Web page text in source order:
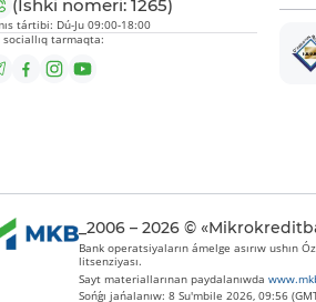
(Ishki nomeri: 1265)
tártibi: Dú-Ju 09:00-18:00
sociallıq tarmaqta:
_2006 – 2026 ©
Bank operatsiyaların ámelge asırıw ushın
litsenziyası.
Sayt materiallarınan paydalanıwda
Sońǵı jańalanıw: 8 Su'mbile 2026, 09:56